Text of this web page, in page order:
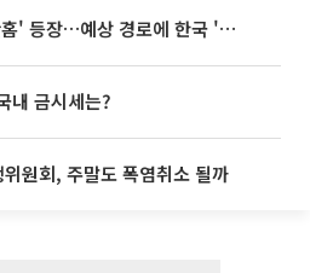
태풍 '돌핀' 이어 '찬홈' 등장…예상 경로에 한국 '한숨'
내 금시세는?
원회, 주말도 폭염취소 될까